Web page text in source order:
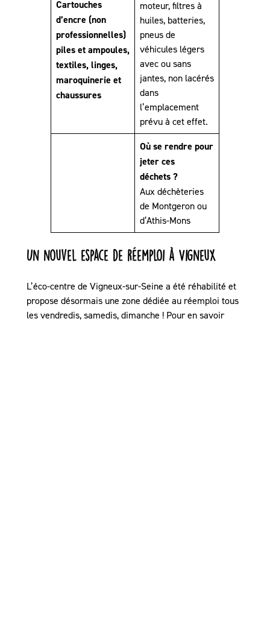
Cartouches
d’encre (non
professionnelles)
piles et ampoules,
textiles, linges,
maroquinerie et
chaussures
moteur, filtres à
huiles, batteries,
pneus de
véhicules légers
avec ou sans
jantes, non lacérés
dans
l’emplacement
prévu à cet effet.
Où se rendre pour
jeter ces
déchets ?
Aux déchèteries
de Montgeron ou
d’Athis-Mons
Un nouvel espace de réemploi à Vigneux
L’éco-centre de Vigneux-sur-Seine a été réhabilité et
propose désormais une zone dédiée au réemploi tous
les vendredis, samedis, dimanche ! Pour en savoir